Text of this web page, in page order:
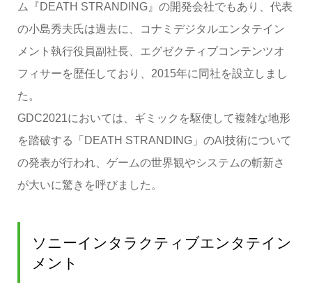
ム『DEATH STRANDING』の開発会社でもあり、代表
の小島秀夫氏は過去に、コナミデジタルエンタテイン
メント執行役員副社長、エグゼクティブコンテンツオ
フィサーを歴任しており、2015年に同社を設立しまし
た。
GDC2021においては、ギミックを駆使して複雑な地形
を踏破する「DEATH STRANDING」のAI技術について
の発表が行われ、ゲームの世界観やシステムの斬新さ
が大いに驚きを呼びました。
ソニーインタラクティブエンタテイン
メント